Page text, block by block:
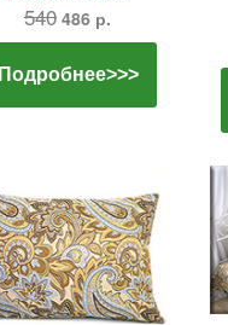
540 486 р.
Подробнее>>>